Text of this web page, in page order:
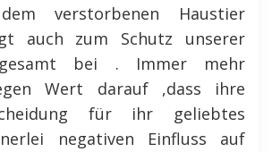
verstorbenen Haustier
auch zum Schutz unserer
bei . Immer mehr
Wert darauf ,dass ihre
für ihr geliebtes
negativen Einfluss auf